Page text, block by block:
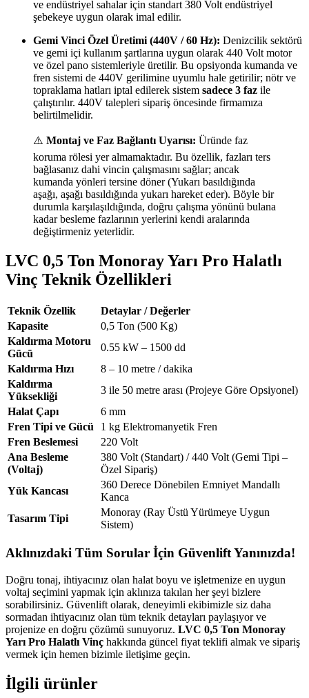
ve endüstriyel sahalar için standart 380 Volt endüstriyel
şebekeye uygun olarak imal edilir.
Gemi Vinci Özel Üretimi (440V / 60 Hz): Denizcilik sektörü
ve gemi içi kullanım şartlarına uygun olarak 440 Volt motor
ve özel pano sistemleriyle üretilir. Bu opsiyonda kumanda ve
fren sistemi de 440V gerilimine uyumlu hale getirilir; nötr ve
topraklama hatları iptal edilerek sistem sadece 3 faz ile
çalıştırılır. 440V talepleri sipariş öncesinde firmamıza
belirtilmelidir.
⚠️ Montaj ve Faz Bağlantı Uyarısı: Üründe faz
koruma rölesi yer almamaktadır. Bu özellik, fazları ters
bağlasanız dahi vincin çalışmasını sağlar; ancak
kumanda yönleri tersine döner (Yukarı basıldığında
aşağı, aşağı basıldığında yukarı hareket eder). Böyle bir
durumla karşılaşıldığında, doğru çalışma yönünü bulana
kadar besleme fazlarının yerlerini kendi aralarında
değiştirmeniz yeterlidir.
LVC 0,5 Ton Monoray Yarı Pro Halatlı
Vinç Teknik Özellikleri
Teknik Özellik
Detaylar / Değerler
Kapasite
0,5 Ton (500 Kg)
Kaldırma Motoru
Gücü
0.55 kW – 1500 dd
Kaldırma Hızı
8 – 10 metre / dakika
Kaldırma
Yüksekliği
3 ile 50 metre arası (Projeye Göre Opsiyonel)
Halat Çapı
6 mm
Fren Tipi ve Gücü
1 kg Elektromanyetik Fren
Fren Beslemesi
220 Volt
Ana Besleme
(Voltaj)
380 Volt (Standart) / 440 Volt (Gemi Tipi –
Özel Sipariş)
Yük Kancası
360 Derece Dönebilen Emniyet Mandallı
Kanca
Tasarım Tipi
Monoray (Ray Üstü Yürümeye Uygun
Sistem)
Aklınızdaki Tüm Sorular İçin Güvenlift Yanınızda!
Doğru tonaj, ihtiyacınız olan halat boyu ve işletmenize en uygun
voltaj seçimini yapmak için aklınıza takılan her şeyi bizlere
sorabilirsiniz. Güvenlift olarak, deneyimli ekibimizle siz daha
sormadan ihtiyacınız olan tüm teknik detayları paylaşıyor ve
projenize en doğru çözümü sunuyoruz. LVC 0,5 Ton Monoray
Yarı Pro Halatlı Vinç hakkında güncel fiyat teklifi almak ve sipariş
vermek için hemen bizimle iletişime geçin.
İlgili ürünler